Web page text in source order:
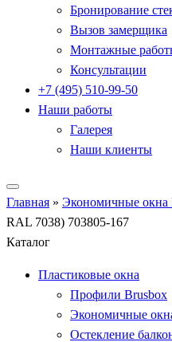
Бронирование
Вызов замерщика
Монтажные
Консультации
+7 (495) 510-99-50
Наши работы
Галерея
Наши клиенты
Главная » Экономичные окна
RAL 7038) 703805-167
Каталог
Пластиковые окна
Профили Brusbox
Экономичные
Остекление